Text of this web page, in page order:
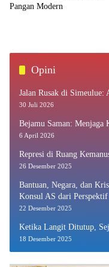
Pangan Modern
Opini
Jalan Rusak di Simeulue:
30 Juli 2026
Bejamu Saman:
6 April 2026
Represi di Ruang
26 Desember 2025
Bantuan, Negara, dan
Konsul AS dari
22 Desember 2025
Ketika Langit Ditutup,
18 Desember 2025